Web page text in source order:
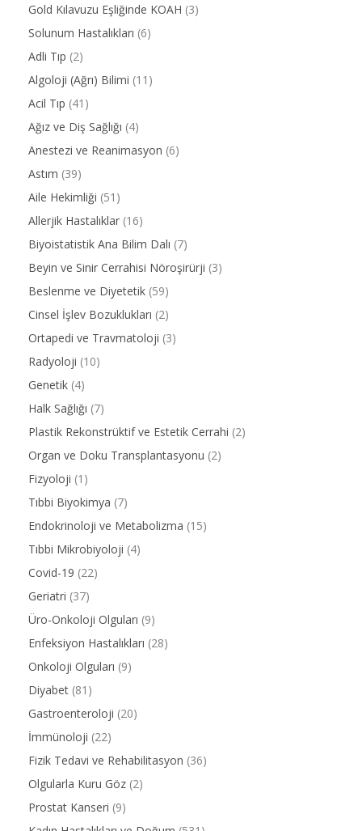
Gold Kılavuzu Eşliğinde KOAH (3)
Solunum Hastalıkları (6)
Adli Tıp (2)
Algoloji (Ağrı) Bilimi (11)
Acil Tıp (41)
Ağız ve Diş Sağlığı (4)
Anestezi ve Reanimasyon (6)
Astım (39)
Aile Hekimliği (51)
Allerjik Hastalıklar (16)
Biyoistatistik Ana Bilim Dalı (7)
Beyin ve Sinir Cerrahisi Nöroşirürji (3)
Beslenme ve Diyetetik (59)
Cinsel İşlev Bozuklukları (2)
Ortapedi ve Travmatoloji (3)
Radyoloji (10)
Genetik (4)
Halk Sağlığı (7)
Plastik Rekonstrüktif ve Estetik Cerrahi (2)
Organ ve Doku Transplantasyonu (2)
Fizyoloji (1)
Tıbbi Biyokimya (7)
Endokrinoloji ve Metabolizma (15)
Tıbbi Mikrobiyoloji (4)
Covid-19 (22)
Geriatri (37)
Üro-Onkoloji Olguları (9)
Enfeksiyon Hastalıkları (28)
Onkoloji Olguları (9)
Diyabet (81)
Gastroenteroloji (20)
İmmünoloji (22)
Fizik Tedavi ve Rehabilitasyon (36)
Olgularla Kuru Göz (2)
Prostat Kanseri (9)